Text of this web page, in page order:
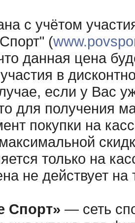
с учётом
(
данная цена
в
если у Вас
для получения
покупки на
только на
не действует
Спорт» — сеть